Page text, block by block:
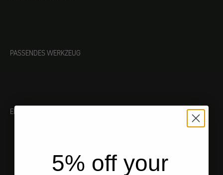
PASSENDES WERKZEUG
EMPFEHLUNGEN
5% off your